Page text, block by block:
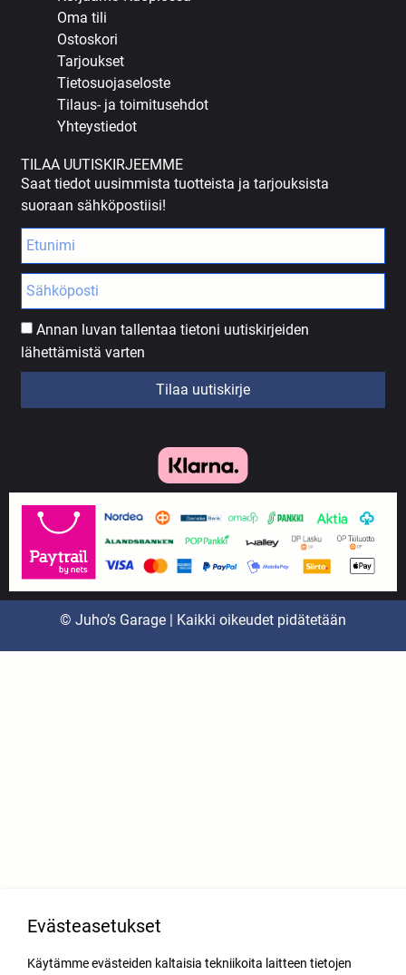
Oma tili
Ostoskori
Tarjoukset
Tietosuojaseloste
Tilaus- ja toimitusehdot
Yhteystiedot
TILAA UUTISKIRJEEMME
Saat tiedot uusimmista tuotteista ja tarjouksista
suoraan sähköpostiisi!
Annan luvan tallentaa tietoni uutiskirjeiden
lähettämistä varten
Tilaa uutiskirje
© Juho’s Garage | Kaikki oikeudet pidätetään
Evästeasetukset
Käytämme evästeiden kaltaisia tekniikoita laitteen tietojen